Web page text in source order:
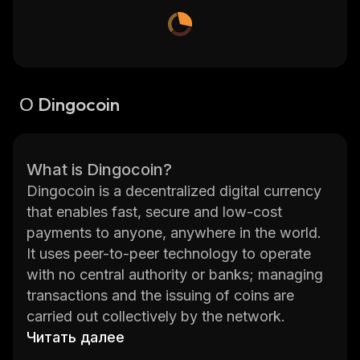
О Dingocoin
What is Dingocoin?
Dingocoin is a decentralized digital currency
that enables fast, secure and low-cost
payments to anyone, anywhere in the world.
It uses peer-to-peer technology to operate
with no central authority or banks; managing
transactions and the issuing of coins are
carried out collectively by the network.
Transactions are verified by network nodes
Читать далее